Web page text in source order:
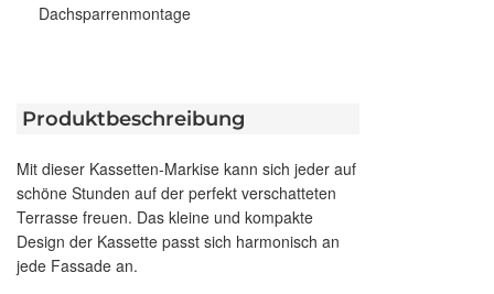
Dachsparrenmontage
Produktbeschreibung
Mit dieser Kassetten-Markise kann sich jeder auf
schöne Stunden auf der perfekt verschatteten
Terrasse freuen. Das kleine und kompakte
Design der Kassette passt sich harmonisch an
jede Fassade an.